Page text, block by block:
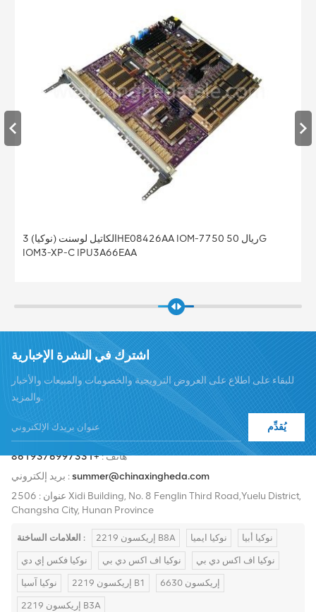
الكاتيل 3HE08428 SFM-7750 ريال SFM5-12 الكاتيل
3HE08428AA
اشترك في النشرة الإخبارية
للبقاء على اطلاع على العروض الترويجية والخصومات والمبيعات والأخبار
والمزيد.
يُقدِّم
هاتف :+8619376997331
بريد إلكتروني :summer@chinaxingheda.com
عنوان : 2506 Xidi Building, No. 8 Fenglin Third Road,Yuelu District,
Changsha City, Hunan Province
العلامات الساخنة : إريكسون 2219 B8A نوكيا ايميا نوكيا أبيا
نوكيا فكس إي دي نوكيا اف اكس دي بي نوكيا اف اكس دي بي
نوكيا آسيا إريكسون 2219 B1 إريكسون 6630
إريكسون 2219 B3A